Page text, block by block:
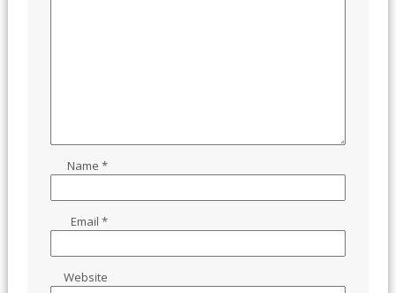
Name*
Email*
Website